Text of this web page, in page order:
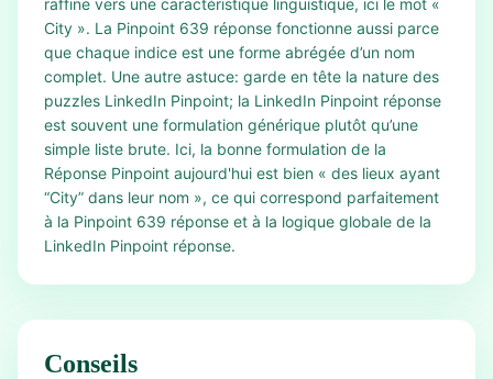
raffine vers une caractéristique linguistique, ici le mot «
City ». La Pinpoint 639 réponse fonctionne aussi parce
que chaque indice est une forme abrégée d’un nom
complet. Une autre astuce: garde en tête la nature des
puzzles LinkedIn Pinpoint; la LinkedIn Pinpoint réponse
est souvent une formulation générique plutôt qu’une
simple liste brute. Ici, la bonne formulation de la
Réponse Pinpoint aujourd'hui est bien « des lieux ayant
“City” dans leur nom », ce qui correspond parfaitement
à la Pinpoint 639 réponse et à la logique globale de la
LinkedIn Pinpoint réponse.
Conseils